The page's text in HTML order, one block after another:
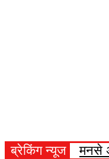
ब्रेकिंग न्यूज मनसे